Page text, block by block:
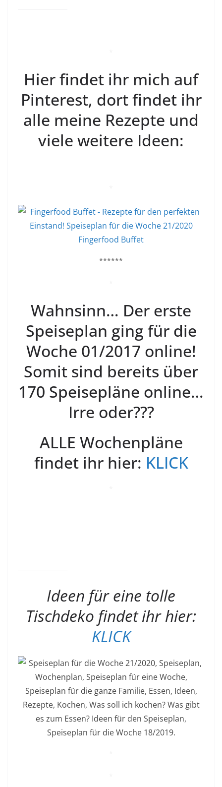
Hier findet ihr mich auf
Pinterest, dort findet ihr
alle meine Rezepte und
viele weitere Ideen:
Fingerfood Buffet
******
Wahnsinn… Der erste
Speiseplan ging für die
Woche 01/2017 online!
Somit sind bereits über
170 Speisepläne online…
Irre oder???
ALLE Wochenpläne
findet ihr hier: KLICK
Ideen für eine tolle
Tischdeko findet ihr hier:
KLICK